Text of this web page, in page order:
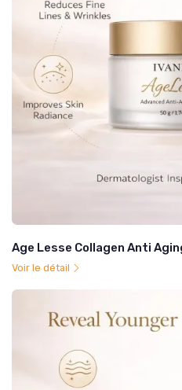
Age Lesse Collagen Anti
Voir le détail